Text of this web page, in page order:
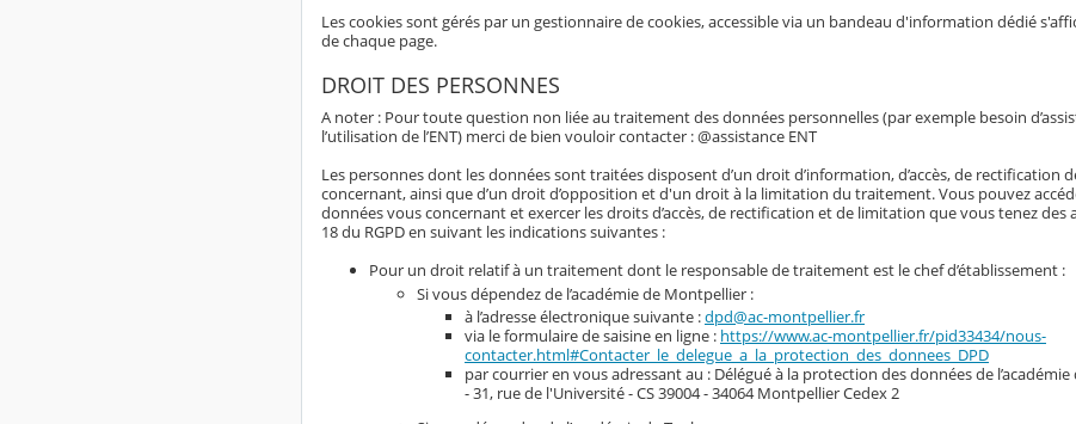
Les cookies sont gérés par un gestionnaire de cookies, accessible via un bandeau d'information dédié
de chaque page.
DROIT DES PERSONNES
A noter : Pour toute question non liée au traitement des données personnelles (par exemple besoin
l’utilisation de l’ENT) merci de bien vouloir contacter : @assistance ENT
Les personnes dont les données sont traitées disposent d’un droit d’information, d’accès, de rectification
concernant, ainsi que d’un droit d’opposition et d'un droit à la limitation du traitement. Vous pouvez
données vous concernant et exercer les droits d’accès, de rectification et de limitation que vous tenez des
18 du RGPD en suivant les indications suivantes :
Pour un droit relatif à un traitement dont le responsable de traitement est le chef d’établissement :
Si vous dépendez de l’académie de Montpellier :
à l’adresse électronique suivante :dpd@ac-montpellier.fr
via le formulaire de saisine en ligne : https://www.ac-montpellier.fr/pid33434/nous-
contacter.html#Contacter_le_delegue_a_la_protection_des_donnees_DPD
par courrier en vous adressant au : Délégué à la protection des données de
- 31, rue de l'Université - CS 39004 - 34064 Montpellier Cedex 2